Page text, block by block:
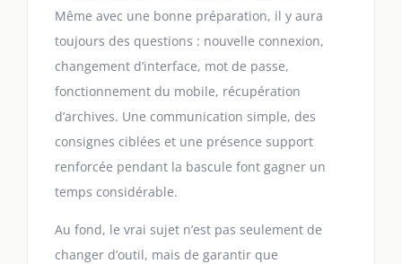
Même avec une bonne préparation, il y aura
toujours des questions : nouvelle connexion,
changement d’interface, mot de passe,
fonctionnement du mobile, récupération
d’archives. Une communication simple, des
consignes ciblées et une présence support
renforcée pendant la bascule font gagner un
temps considérable.
Au fond, le vrai sujet n’est pas seulement de
changer d’outil, mais de garantir que